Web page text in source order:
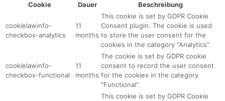
Cookie
Dauer Beschreibung
cookielawinfo-
checkbox-analytics
11
months
This cookie is set by GDPR Cookie
Consent plugin. The cookie is used
to store the user consent for the
cookies in the category "Analytics".
cookielawinfo-
checkbox-functional
11
months
The cookie is set by GDPR cookie
consent to record the user consent
for the cookies in the category
"Functional".
This cookie is set by GDPR Cookie